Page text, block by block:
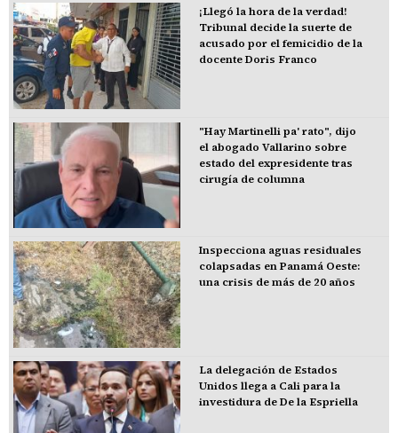
¡Llegó la hora de la verdad!
Tribunal decide la suerte de
acusado por el femicidio de la
docente Doris Franco
"Hay Martinelli pa' rato", dijo
el abogado Vallarino sobre
estado del expresidente tras
cirugía de columna
Inspecciona aguas residuales
colapsadas en Panamá Oeste:
una crisis de más de 20 años
La delegación de Estados
Unidos llega a Cali para la
investidura de De la Espriella